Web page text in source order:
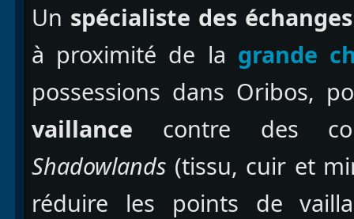
Un spécialiste des échanges
à proximité de la grande
possessions dans Oribos,
vaillance contre des
Shadowlands (tissu, cuir et
réduire les points de